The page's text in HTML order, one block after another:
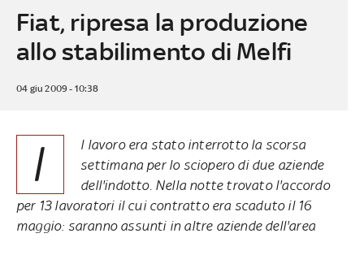
Fiat, ripresa la produzione
allo stabilimento di Melfi
04 giu 2009 - 10:38
I
l lavoro era stato interrotto la scorsa
settimana per lo sciopero di due aziende
dell'indotto. Nella notte trovato l'accordo
per 13 lavoratori il cui contratto era scaduto il 16
maggio: saranno assunti in altre aziende dell'area